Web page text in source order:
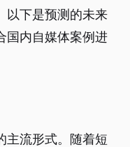
以下是预测的未来
国内自媒体案例进
主流形式。随着短